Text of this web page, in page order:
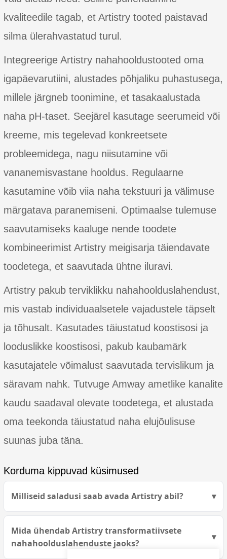
kvaliteedile tagab, et Artistry tooted paistavad
silma ülerahvastatud turul.
Integreerige Artistry nahahooldustooted oma
igapäevarutiini, alustades põhjaliku puhastusega,
millele järgneb toonimine, et tasakaalustada
naha pH-taset. Seejärel kasutage seerumeid või
kreeme, mis tegelevad konkreetsete
probleemidega, nagu niisutamine või
vananemisvastane hooldus. Regulaarne
kasutamine võib viia naha tekstuuri ja välimuse
märgatava paranemiseni. Optimaalse tulemuse
saavutamiseks kaaluge nende toodete
kombineerimist Artistry meigisarja täiendavate
toodetega, et saavutada ühtne iluravi.
Artistry pakub terviklikku nahahoolduslahendust,
mis vastab individuaalsetele vajadustele täpselt
ja tõhusalt. Kasutades täiustatud koostisosi ja
looduslikke koostisosi, pakub kaubamärk
kasutajatele võimalust saavutada tervislikum ja
säravam nahk. Tutvuge Amway ametlike kanalite
kaudu saadaval olevate toodetega, et alustada
oma teekonda täiustatud naha elujõulisuse
suunas juba täna.
Korduma kippuvad küsimused
Milliseid saladusi saab avada Artistry abil?
Mida ühendab Artistry transformatiivsete
nahahoolduslahenduste jaoks?